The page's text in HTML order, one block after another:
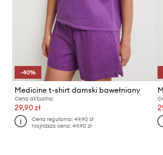
-40%
Medicine t-shirt damski bawełniany
Cena aktualna:
29,90 zł
Cena regularna:49,90 zł
Najniższa cena:49,90 zł